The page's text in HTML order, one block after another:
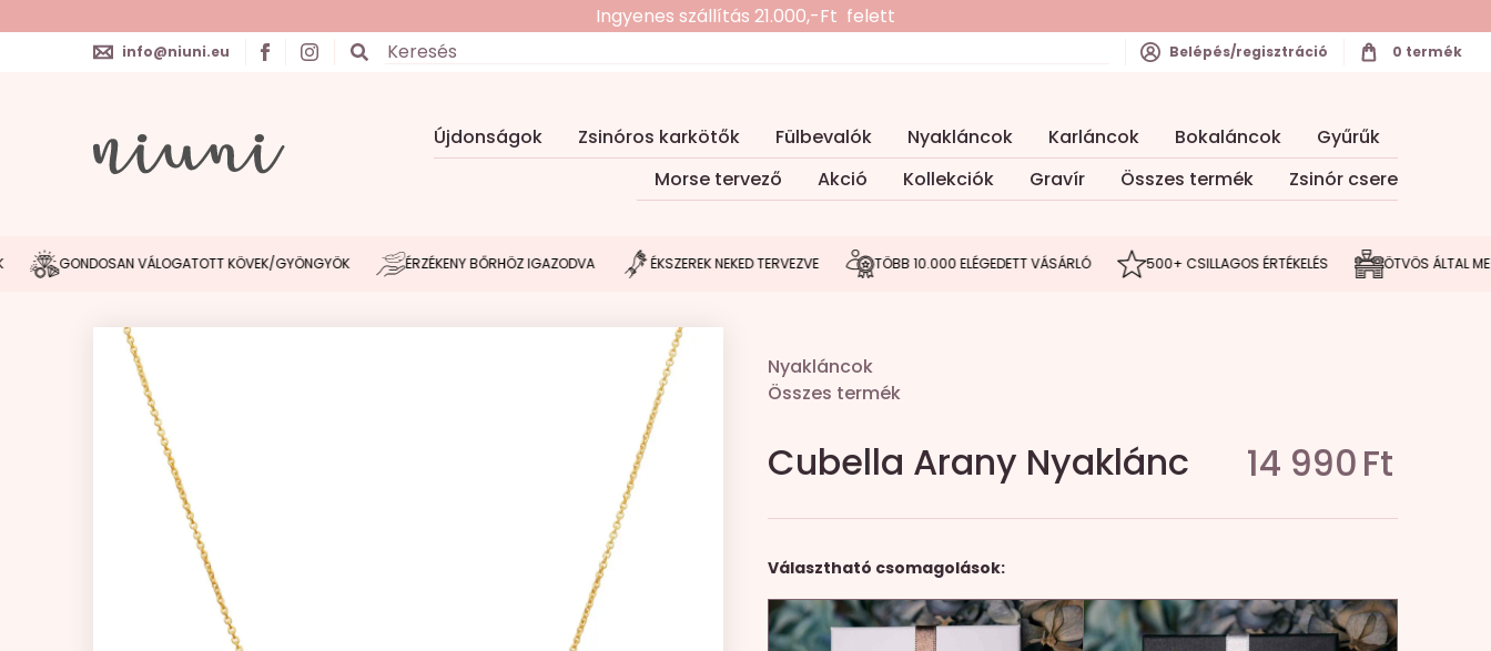
Újdonságok Zsinóros karkötők Fülbevalók Nyakláncok Karláncok Bokaláncok
Gyűrűk
Morse tervező
Akció Kollekciók Gravír Összes termék Zsinór csere
info@niuni.eu Belépés/regisztráció 0 termék
Ingyenes szállítás 21.000,-Ft felett
GONDOSAN VÁLOGATOTT KÖVEK/GYÖNGYÖK ÉRZÉKENY BŐRHÖZ IGAZODVA ÉKSZEREK NEKED TERVEZVE TÖBB 10.000 ELÉGEDETT VÁSÁRLÓ 500+ CSILLAGOS ÉRTÉKELÉS ÖTVÖS ÁLTAL
Nyakláncok
Összes termék
Cubella Arany Nyaklánc 14 990Ft
Választható csomagolások: